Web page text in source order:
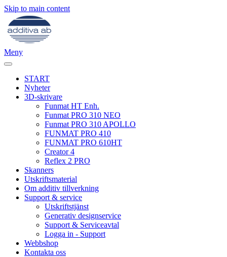
Skip to main content
Meny
START
Nyheter
3D-skrivare
Funmat HT Enh.
Funmat PRO 310 NEO
Funmat PRO 310 APOLLO
FUNMAT PRO 410
FUNMAT PRO 610HT
Creator 4
Reflex 2 PRO
Skanners
Utskriftsmaterial
Om additiv tillverkning
Support & service
Utskriftstjänst
Generativ designservice
Support & Serviceavtal
Logga in - Support
Webbshop
Kontakta oss